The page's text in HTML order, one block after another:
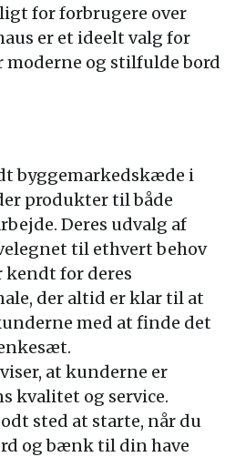
for forbrugere over
er et ideelt valg for
moderne og stilfulde bord
byggemarkedskæde i
produkter til både
Deres udvalg af
til ethvert behov
kendt for deres
der altid er klar til at
med at finde det
at kunderne er
kvalitet og service.
sted at starte, når du
og bænk til din have